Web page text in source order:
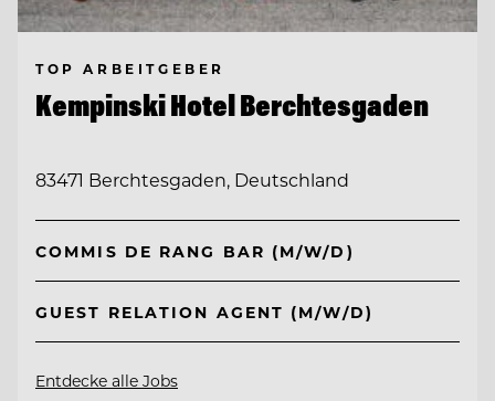
TOP ARBEITGEBER
Kempinski Hotel Berchtesgaden
83471 Berchtesgaden, Deutschland
COMMIS DE RANG BAR (M/W/D)
GUEST RELATION AGENT (M/W/D)
Entdecke alle Jobs